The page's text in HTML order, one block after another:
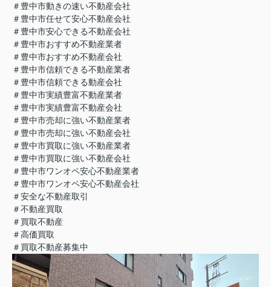
＃豊中市動きの速い不動産会社
＃豊中市任せて安心不動産会社
＃豊中市安心できる不動産会社
＃豊中市おすすめ不動産業者
＃豊中市おすすめ不動産会社
＃豊中市信頼できる不動産業者
＃豊中市信頼できる動産会社
＃豊中市実績豊富不動産業者
＃豊中市実績豊富不動産会社
＃豊中市売却に強い不動産業者
＃豊中市売却に強い不動産会社
＃豊中市買取に強い不動産業者
＃豊中市買取に強い不動産会社
＃豊中市ワンオペ安心不動産業者
＃豊中市ワンオペ安心不動産会社
＃安全な不動産取引
＃不動産買取
＃買取不動産
＃高価買取
＃買取不動産募集中